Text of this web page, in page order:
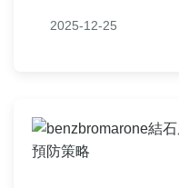
影響、個人風險評
2025-12-25